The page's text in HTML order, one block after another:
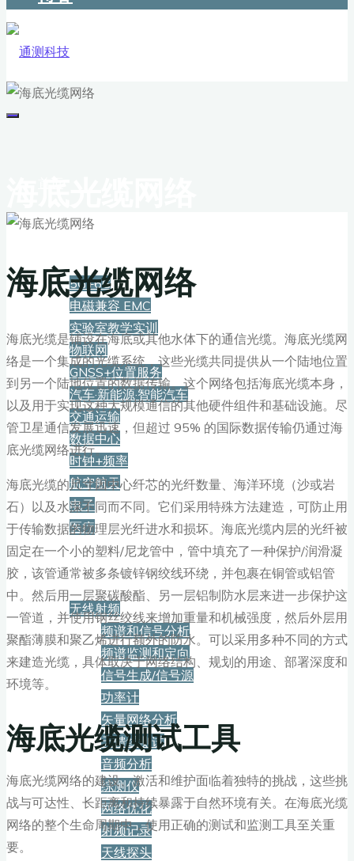
5G+6G
电磁兼容 EMC
实验室教学实训
物联网
GNSS+位置服务
汽车·新能源·智能汽车
交通运输
数据中心
时钟+频率
航空航天
电子
医疗
产品
无线射频
频谱和信号分析
频谱监测和定向
信号生成/信号源
功率计
矢量网络分析
天馈线测试
音频分析
综测仪
网络优化
射频记录
天线探头
海底光缆网络
海底光缆是铺设在海底或其他水体下的通信光缆。海底光缆网
络是一个集成的光缆系统，这些光缆共同提供从一个陆地位置
到另一个陆地位置的数据传输。这个网络包括海底光缆本身，
以及用于实现这种大规模通信的其他硬件组件和基础设施。尽
管卫星通信发展迅速，但超过 95% 的国际数据传输仍通过海
底光缆网络进行。
海底光缆的尺寸因中心纤芯的光纤数量、海洋环境（沙或岩
石）以及水深不同而不同。它们采用特殊方法建造，可防止用
于传输数据的物理层光纤进水和损坏。海底光缆内层的光纤被
固定在一个小的塑料/尼龙管中，管中填充了一种保护/润滑凝
胶，该管通常被多条镀锌钢绞线环绕，并包裹在铜管或铝管
中。然后用一层聚碳酸酯、另一层铝制防水层来进一步保护这
一管道，并使用钢丝绞线来增加重量和机械强度，然后外层用
聚酯薄膜和聚乙烯进行额外的防水。可以采用多种不同的方式
来建造光缆，具体取决于网络结构、规划的用途、部署深度和
环境等。
海底光缆测试工具
海底光缆网络的建设、激活和维护面临着独特的挑战，这些挑
战与可达性、长距离和持续暴露于自然环境有关。在海底光缆
网络的整个生命周期中，使用正确的测试和监测工具至关重
要。